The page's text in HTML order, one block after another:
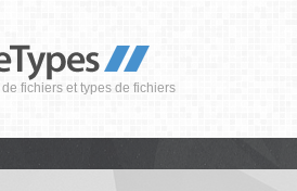
fichiers et types de fichiers